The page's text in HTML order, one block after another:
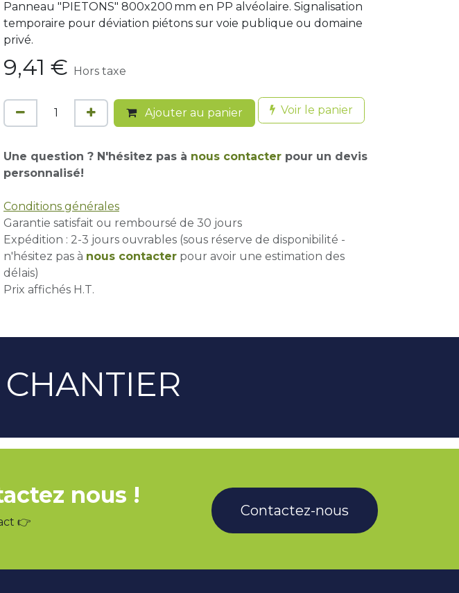
Panneau "PIETONS" 800x200 mm en PP alvéolaire. Signalisation
temporaire pour déviation piétons sur voie publique ou domaine
privé.
9,41 € Hors taxe
Ajouter au panier Voir le panier
Une question ? N'hésitez pas à nous contacter pour un devis
personnalisé!
Conditions générales
Garantie satisfait ou remboursé de 30 jours
Expédition : 2-3 jours ouvrables (sous réserve de disponibilité -
n'hésitez pas à nous contacter pour avoir une estimation des
délais)
Prix affichés H.T.
nous !
👉
Contactez-nous